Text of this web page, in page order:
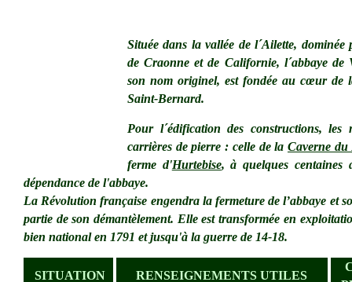
Située dans la vallée de l´Ailette,
de Craonne et de Californie, l´abbaye
son nom originel, est fondée au cœur de
Saint-Bernard.
Pour l´édification des constructions, les
carrières de pierre : celle de la Caverne
ferme d'Hurtebise, à quelques centaines
dépendance de l'abbaye.
La Révolution française engendra la fermeture de l’abbaye et
partie de son démantèlement. Elle est transformée en
bien national en 1791 et jusqu'à la guerre de 14-18.
SITUATION RENSEIGNEMENTS UTILES